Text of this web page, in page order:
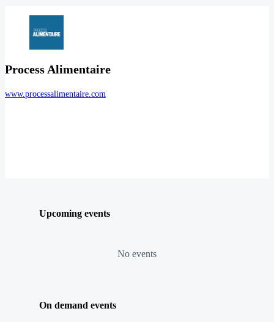
Process Alimentaire
www.processalimentaire.com
Upcoming events
No events
On demand events